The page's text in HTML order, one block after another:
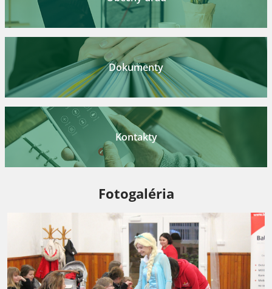
Dokumenty
Kontakty
Fotogaléria